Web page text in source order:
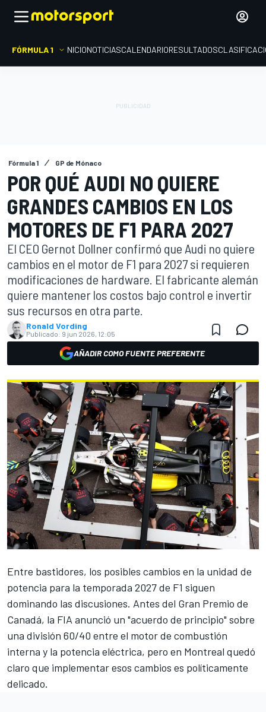
FÓRMULA 1 INICIONOTICIASCALENDARIORESULTADOS
Fórmula 1 GP de Mónaco
POR QUÉ AUDI NO QUIERE
GRANDES CAMBIOS EN LOS
MOTORES DE F1 PARA 2027
El CEO Gernot Dollner confirmó que Audi no quiere
cambios en el motor de F1 para 2027 si requieren
modificaciones de hardware. El fabricante alemán
quiere mantener los costos bajo control e invertir
sus recursos en otra parte.
Ronald Vording
Publicado: 9 jun 2026, 12:05
AÑADIR COMO FUENTE PREFERENTE
Entre bastidores, los posibles cambios en la unidad de
potencia para la temporada 2027 de F1 siguen
dominando las discusiones. Antes del Gran Premio de
Canadá, la FIA anunció un "acuerdo de principio" sobre
una división 60/40 entre el motor de combustión
interna y la potencia eléctrica, pero en Montreal quedó
claro que implementar esos cambios es políticamente
delicado.